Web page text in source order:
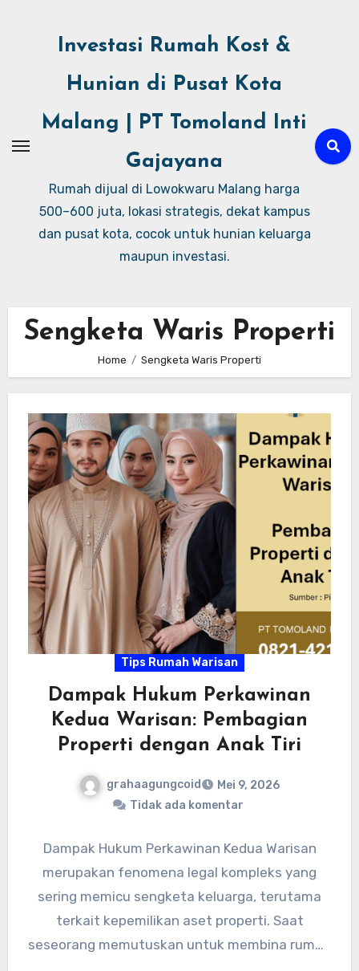
Investasi Rumah Kost &
Hunian di Pusat Kota
Malang | PT Tomoland Inti
Gajayana
Rumah dijual di Lowokwaru Malang harga
500–600 juta, lokasi strategis, dekat kampus
dan pusat kota, cocok untuk hunian keluarga
maupun investasi.
Sengketa Waris Properti
Home Sengketa Waris Properti
Tips Rumah Warisan
Dampak Hukum Perkawinan
Kedua Warisan: Pembagian
Properti dengan Anak Tiri
grahaagungcoid
Mei 9, 2026
Tidak ada komentar
Dampak Hukum Perkawinan Kedua Warisan
merupakan fenomena legal kompleks yang
sering memicu sengketa keluarga, terutama
terkait kepemilikan aset properti. Saat
seseorang memutuskan untuk membina rumah